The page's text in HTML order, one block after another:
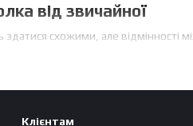
від звичайної
схожими, але відмінності
виготовляються з більш
Клієнтам